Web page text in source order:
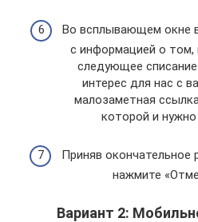
Во всплывающем окне
с информацией о том,
следующее
интерес для нас с
малозаметная
которой и нужно
Приняв окончательное
нажмите
Вариант 2: